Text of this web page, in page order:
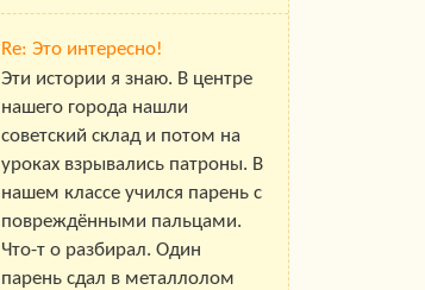
Re: Это интересно!
Эти истории я знаю. В центре
нашего города нашли
советский склад и потом на
уроках взрывались патроны. В
нашем классе учился парень с
повреждёнными пальцами.
Что-т о разбирал. Один
парень сдал в металлолом